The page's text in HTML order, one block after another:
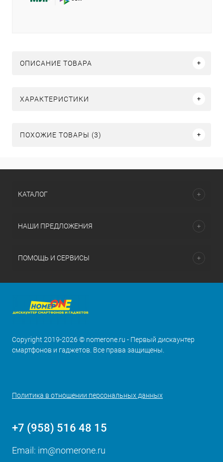
ОПИСАНИЕ ТОВАРА
ХАРАКТЕРИСТИКИ
ПОХОЖИЕ ТОВАРЫ (3)
КАТАЛОГ
НАШИ ПРЕДЛОЖЕНИЯ
ПОМОЩЬ И СЕРВИСЫ
Copyright 2019-2026 © nomerone.ru - Первый дискаунтер
смартфонов и гаджетов. Все права защищены.
Политика в отношении персональных данных
+7 (958) 516 48 15
Email: im@nomerone.ru